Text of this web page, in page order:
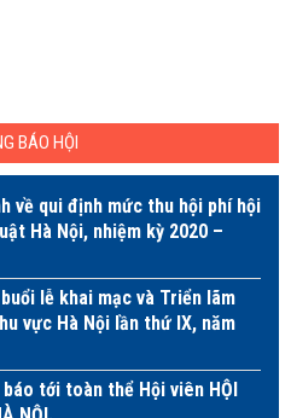
BÁO HỘI
về qui định mức thu hội phí hội
Hà Nội, nhiệm kỳ 2020 –
lễ khai mạc và Triển lãm
vực Hà Nội lần thứ IX, năm
tới toàn thể Hội viên HỘI